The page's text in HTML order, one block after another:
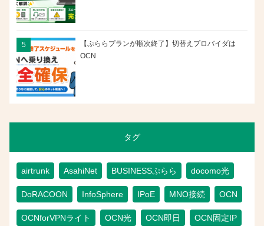
【ぷららプランが順次終了】切替えプロバイダは
OCN
タグ
airtrunk AsahiNet BUSINESSぷらら docomo光
DoRACOON InfoSphere IPoE MNO接続 OCN
OCNforVPNライト OCN光 OCN即日 OCN固定IP